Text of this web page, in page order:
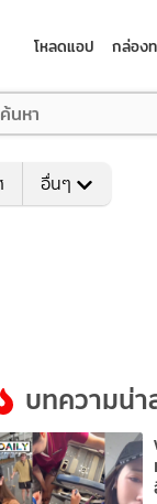
โหลดแอป กล่อง
อื่นๆ
บทความน่า